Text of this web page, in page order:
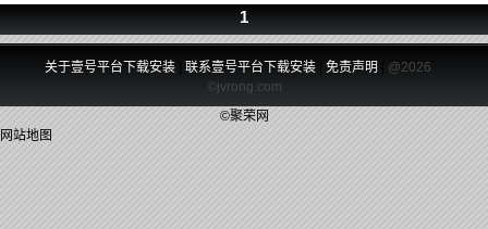
1
关于壹号平台下载安装 联系壹号平台下载安装| 免责声明
@2026
©jvrong.com
©聚荣网
网站地图